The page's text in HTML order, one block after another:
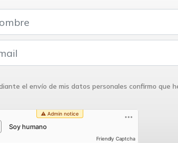
el envío de mis datos personales confirmo que
Friendly Captcha